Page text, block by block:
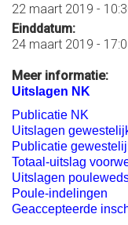
22 maart 2019 -
Einddatum:
24 maart 2019 -
Meer informatie:
Uitslagen NK
Publicatie NK
Uitslagen
Publicatie
Totaal-uitslag
Uitslagen
Poule-indelingen
Geaccepteerde